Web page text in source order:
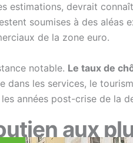
estimations, devrait
soumises à des
de la zone euro.
notable. Le taux de
les services, le
années post-crise de la
aux